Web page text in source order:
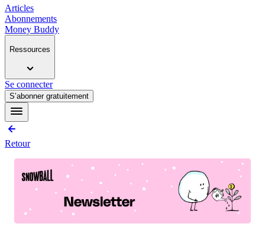
Articles
Abonnements
Money Buddy
Ressources
Se connecter
S’abonner gratuitement
Retour